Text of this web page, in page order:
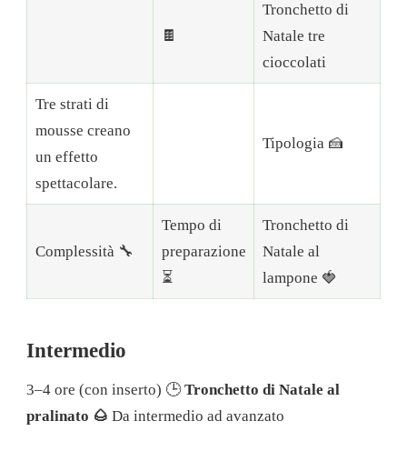
🍫
Tronchetto di
Natale tre
cioccolati
Tre strati di
mousse creano
un effetto
spettacolare.
Tipologia 🍰
Complessità 🔧
Tempo di
preparazione
⏳
Tronchetto di
Natale al
lampone 🍓
Intermedio
3–4 ore (con inserto) 🕒Tronchetto di Natale al
pralinato 🌰 Da intermedio ad avanzato